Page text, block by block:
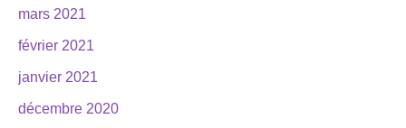
mars 2021
février 2021
janvier 2021
décembre 2020